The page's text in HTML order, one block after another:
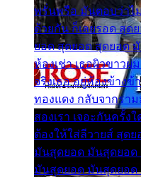
พรั่นพรือ มันตอบว่าไม่
ด้วยกัน ก็เลยรอด สุด
ยอด สุดยอด สุดยอด
ห้องเช่า เธอผิวขาวผ
จริงเธอ อยู่ห้องข้างข้
ทองแดง กลับจากรา
สองเรา เจอะกันครั้ง
ต้องให้ใส่ลีวายส์ สุด
มันสุดยอด มันสุดยอ
มันสุดยอด มันสุดยอ